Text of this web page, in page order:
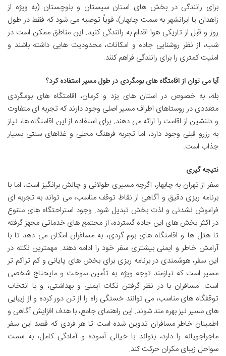
برای رانندگی در بخش های استان سیستان و بلوچستان (به ویژه از
زاهدان یا ایرانشهر به سمت چابهار)، قویاً توصیه می شود که فقط در طول
روز و قبل از تاریکی هوا اقدام به رانندگی کنید. این مناطق ممکن است در
شب، از نظر روشنایی جاده و امکانات، محدودیت هایی داشته باشند و
امنیت کمتری را برای رانندگی فراهم کنند.
آیا می توان از اقامتگاه های بومگردی در طول مسیر استفاده کرد؟
بله، به خصوص در استان های یزد و کرمان، اقامتگاه های بومگردی
متعددی در روستاهای اطراف مسیر اصلی وجود دارند که تجربه ای متفاوت
و دلنشین از اقامت را ارائه می دهند. برای استفاده از این اقامتگاه ها، نیاز
به رزرو قبلی وجود دارد، اما تجربه فرهنگ محلی و غذاهای سنتی بسیار
جذاب است.
نتیجه گیری
سفر از تهران به چابهار، اگرچه مسیری طولانی و چالش برانگیز است، اما با
برنامه ریزی دقیق و آگاهی از نقاط توقف مناسب، می تواند به تجربه ای
فراموش نشدنی و لذت بخش تبدیل شود. وجود استراحتگاه های متنوع
در اکثر بخش های این جاده گسترده، از مجتمع های خدماتی مجهز گرفته
تا هتل ها و اقامتگاه های بوم گردی، به مسافران امکان می دهد تا با
آرامش خاطر و ایمنی بیشتری سفر خود را ادامه دهند. مهمترین نکته در
این سفر، هوشمندی در برنامه ریزی برای بخش های پایانی و کم تراکم تر
مسیر است که نیازمند توجه ویژه به تأمین سوخت و مایحتاج شخصی
است. مسافران با در نظر گرفتن نکات ایمنی و بهداشتی، و با انتخاب
توقفگاه های مناسب، می توانند خستگی راه را از تن دور کرده و از زیبایی
های مسیر نیز بهره مند شوند. این راهنمای جامع، با هدف افزایش آگاهی و
اطمینان خاطر مسافران تدوین شده است تا هر فردی که قصد این سفر
ماجراجویانه را دارد، بتواند با خیالی آسوده و آمادگی کامل، به سمت
سواحل زیبای مکران حرکت کند.